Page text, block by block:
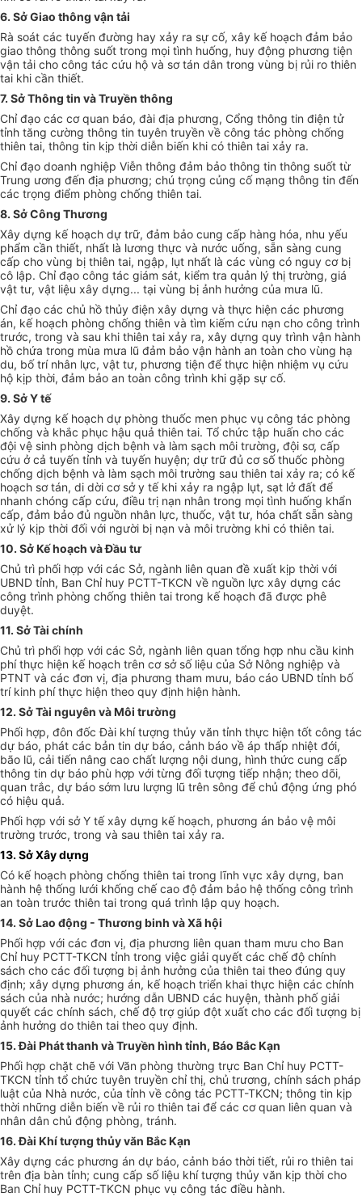
6. Sở Giao thông vận tải
Rà soát các tuyến đường hay xảy ra sự cố, xây kế hoạch đảm bảo
giao thông thông suốt trong mọi tình huống, huy động phương tiện
vận tải cho công tác cứu hộ và sơ tán dân trong vùng bị rủi ro thiên
tai khi cần thiết.
7. Sở Thông tin và Truyền thông
Chỉ đạo các cơ quan báo, đài địa phương, Cổng thông tin điện tử
tỉnh tăng cường thông tin tuyên truyền về công tác phòng chống
thiên tai, thông tin kịp thời diễn biến khi có thiên tai xảy ra.
Chỉ đạo doanh nghiệp Viễn thông đảm bảo thông tin thông suốt từ
Trung ương đến địa phương; chú trọng củng cố mạng thông tin đến
các trọng điểm phòng chống thiên tai.
8. Sở Công Thương
Xây dựng kế hoạch dự trữ, đảm bảo cung cấp hàng hóa, nhu yếu
phẩm cần thiết, nhất là lương thực và nước uống, sẵn sàng cung
cấp cho vùng bị thiên tai, ngập, lụt nhất là các vùng có nguy cơ bị
cô lập. Chỉ đạo công tác giám sát, kiểm tra quản lý thị trường, giá
vật tư, vật liệu xây dựng... tại vùng bị ảnh hưởng của mưa lũ.
Chỉ đạo các chủ hồ thủy điện xây dựng và thực hiện các phương
án, kế hoạch phòng chống thiên và tìm kiếm cứu nạn cho công trình
trước, trong và sau khi thiên tai xảy ra, xây dựng quy trình vận hành
hồ chứa trong mùa mưa lũ đảm bảo vận hành an toàn cho vùng hạ
du, bố trí nhân lực, vật tư, phương tiện để thực hiện nhiệm vụ cứu
hộ kịp thời, đảm bảo an toàn công trình khi gặp sự cố.
9. Sở Y tế
Xây dựng kế hoạch dự phòng thuốc men phục vụ công tác phòng
chống và khắc phục hậu quả thiên tai. Tổ chức tập huấn cho các
đội vệ sinh phòng dịch bệnh và làm sạch môi trường, đội sơ, cấp
cứu ở cả tuyến tỉnh và tuyến huyện; dự trữ đủ cơ số thuốc phòng
chống dịch bệnh và làm sạch môi trường sau thiên tai xảy ra; có kế
hoạch sơ tán, di dời cơ sở y tế khi xảy ra ngập lụt, sạt lở đất để
nhanh chóng cấp cứu, điều trị nạn nhân trong mọi tình huống khẩn
cấp, đảm bảo đủ nguồn nhân lực, thuốc, vật tư, hóa chất sẵn sàng
xử lý kịp thời đối với người bị nạn và môi trường khi có thiên tai.
10. SởKế hoạch và Đầu tư
Chủ trì phối hợp với các Sở, ngành liên quan đề xuất kịp thời với
UBND tỉnh, Ban Chỉ huy PCTT-TKCN về nguồn lực xây dựng các
công trình phòng chống thiên tai trong kế hoạch đã được phê
duyệt.
11. Sở Tài chính
Chủ trì phối hợp với các Sở, ngành liên quan tổng hợp nhu cầu kinh
phí thực hiện kế hoạch trên cơ sở số liệu của Sở Nông nghiệp và
PTNT và các đơn vị, địa phương tham mưu, báo cáo UBND tỉnh bố
trí kinh phí thực hiện theo quy định hiện hành.
12. Sở Tài nguyên và Môi trường
Phối hợp, đôn đốc Đài khí tượng thủy văn tỉnh thực hiện tốt công tác
dự báo, phát các bản tin dự báo, cảnh báo về áp thấp nhiệt đới,
bão lũ, cải tiến nâng cao chất lượng nội dung, hình thức cung cấp
thông tin dự báo phù hợp với từng đối tượng tiếp nhận; theo dõi,
quan trắc, dự báo sớm lưu lượng lũ trên sông để chủ động ứng phó
có hiệu quả.
Phối hợp với sở Y tế xây dựng kế hoạch, phương án bảo vệ môi
trường trước, trong và sau thiên tai xảy ra.
13. Sở Xây dựng
Có kế hoạch phòng chống thiên tai trong lĩnh vực xây dựng, ban
hành hệ thống lưới khống chế cao độ đảm bảo hệ thống công trình
an toàn trước thiên tai trong quá trình lập quy hoạch.
14. Sở Lao động - Thương binh và Xã hội
Phối hợp với các đơn vị, địa phương liên quan tham mưu cho Ban
Chỉ huy PCTT-TKCN tỉnh trong việc giải quyết các chế độ chính
sách cho các đối tượng bị ảnh hưởng của thiên tai theo đúng quy
định; xây dựng phương án, kế hoạch triển khai thực hiện các chính
sách của nhà nước; hướng dẫn UBND các huyện, thành phốgiải
quyết các chính sách, chế độ trợ giúp đột xuất cho các đối tượng bị
ảnh hưởng do thiên tai theo quy định.
15. Đài Phát thanh và Truyền hình tỉnh, Báo Bắc Kạn
Phối hợp chặt chẽ với Văn phòng thường trực Ban Chỉ huy PCTT-
TKCN tỉnh tổ chức tuyên truyền chỉ thị, chủ trương, chính sách pháp
luật của Nhà nước, của tỉnh về công tác PCTT-TKCN; thông tin kịp
thời những diễn biến về rủi ro thiên tai để các cơ quan liên quan và
nhân dân chủ động phòng, tránh.
16. Đài Khí tượng thủy văn Bắc Kạn
Xây dựng các phương án dự báo, cảnh báo thời tiết, rủi ro thiên tai
trên địa bàn tỉnh; cung cấp số liệu khí tượng thủy văn kịp thời cho
Ban Chỉ huy PCTT-TKCN phục vụ công tác điều hành.